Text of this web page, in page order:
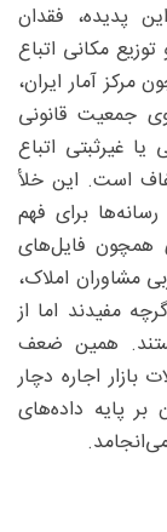
پدیده، فقدان
مکانی اتباع
آمار ایران،
جمعیت قانونی
یا غیرثبتی اتباع
است. این خلأ
برای فهم
همچون فایل‌های
مشاوران املاک،
مفیدند اما از
همین ضعف
بازار اجاره دچار
پایه داده‌های